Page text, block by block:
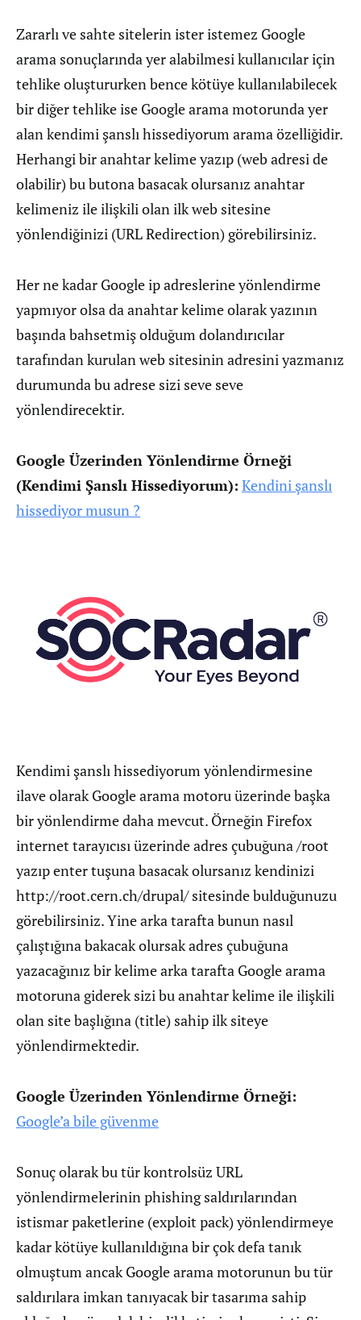
Zararlı ve sahte sitelerin ister istemez Google
arama sonuçlarında yer alabilmesi kullanıcılar için
tehlike oluştururken bence kötüye kullanılabilecek
bir diğer tehlike ise Google arama motorunda yer
alan kendimi şanslı hissediyorum arama özelliğidir.
Herhangi bir anahtar kelime yazıp (web adresi de
olabilir) bu butona basacak olursanız anahtar
kelimeniz ile ilişkili olan ilk web sitesine
yönlendiğinizi (URL Redirection) görebilirsiniz.
Her ne kadar Google ip adreslerine yönlendirme
yapmıyor olsa da anahtar kelime olarak yazının
başında bahsetmiş olduğum dolandırıcılar
tarafından kurulan web sitesinin adresini yazmanız
durumunda bu adrese sizi seve seve
yönlendirecektir.
Google Üzerinden Yönlendirme Örneği
(Kendimi Şanslı Hissediyorum): Kendini şanslı
hissediyor musun ?
Kendimi şanslı hissediyorum yönlendirmesine
ilave olarak Google arama motoru üzerinde başka
bir yönlendirme daha mevcut. Örneğin Firefox
internet tarayıcısı üzerinde adres çubuğuna /root
yazıp enter tuşuna basacak olursanız kendinizi
http://root.cern.ch/drupal/ sitesinde bulduğunuzu
görebilirsiniz. Yine arka tarafta bunun nasıl
çalıştığına bakacak olursak adres çubuğuna
yazacağınız bir kelime arka tarafta Google arama
motoruna giderek sizi bu anahtar kelime ile ilişkili
olan site başlığına (title) sahip ilk siteye
yönlendirmektedir.
Google Üzerinden Yönlendirme Örneği:
Google’a bile güvenme
Sonuç olarak bu tür kontrolsüz URL
yönlendirmelerinin phishing saldırılarından
istismar paketlerine (exploit pack) yönlendirmeye
kadar kötüye kullanıldığına bir çok defa tanık
olmuştum ancak Google arama motorunun bu tür
saldırılara imkan tanıyacak bir tasarıma sahip